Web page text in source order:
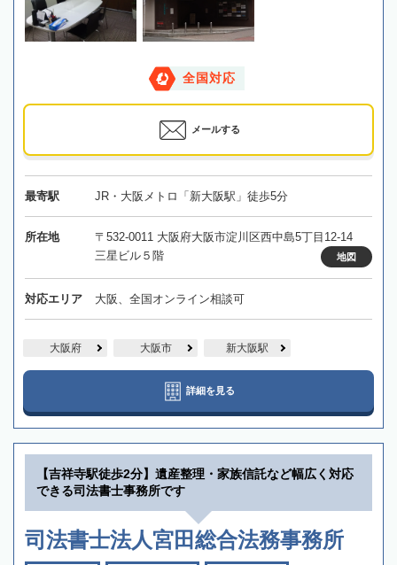
全国対応
メールする
最寄駅 JR・大阪メトロ「新大阪駅」徒歩5分
所在地
〒532-0011 大阪府大阪市淀川区西中島5丁目12-14
三星ビル５階
地図
対応エリア 大阪、全国オンライン相談可
大阪府 大阪市 新大阪駅
詳細を見る
【吉祥寺駅徒歩2分】遺産整理・家族信託など幅広く対応
できる司法書士事務所です
司法書士法人宮田総合法務事務所